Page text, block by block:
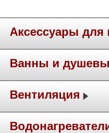
Аксессуары
Ванны и
Вентиляция